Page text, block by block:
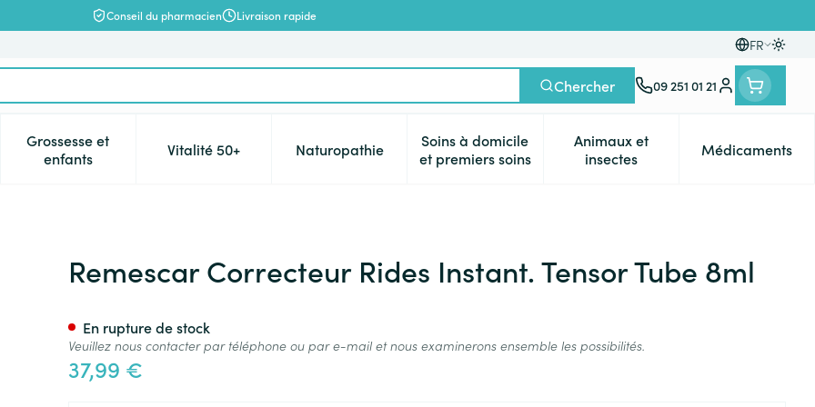
Conseil du pharmacien Livraison rapide
FR
Langues
Chercher 09 251 01 21
Menu client
Beauté, soins et hygiène
menu pour la catégorie Régime, alimentation & vitamines
Grossesse et
enfantsAfficher le sous-menu pour la catégorie Grossesse et enfants
Vitalité 50+Afficher le sous-menu pour la catégorie Vitalité 50+
Naturopathie
Afficher le sous-menu pour la catégorie Naturopathie
Soins à domicile
et premiers soinsAfficher le sous-menu pour la catégorie Soins à
Animaux et
insectes
Afficher le sous-menu pour la
Médicaments
Afficher
Tensor Tube 8ml
Remescar Correcteur Rides Instant. Tensor Tube 8ml
37,99 €
En rupture de stock
Veuillez nous contacter par téléphone ou par e-mail et nous examinerons ensemble les possibilités.